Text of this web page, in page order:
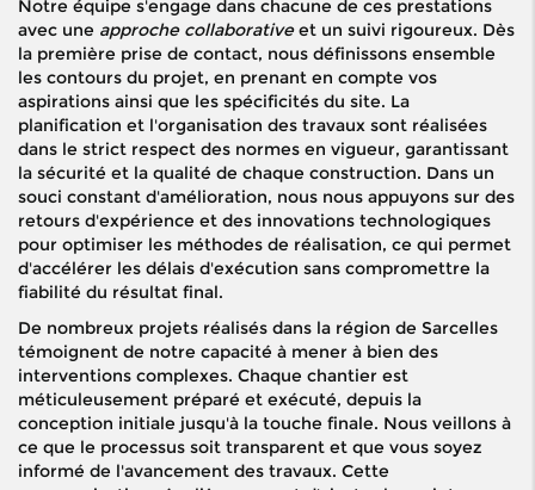
Notre équipe s'engage dans chacune de ces prestations
avec une approche collaborativeet un suivi rigoureux. Dès
la première prise de contact, nous définissons ensemble
les contours du projet, en prenant en compte vos
aspirations ainsi que les spécificités du site. La
planification et l'organisation des travaux sont réalisées
dans le strict respect des normes en vigueur, garantissant
la sécurité et la qualité de chaque construction. Dans un
souci constant d'amélioration, nous nous appuyons sur des
retours d'expérience et des innovations technologiques
pour optimiser les méthodes de réalisation, ce qui permet
d'accélérer les délais d'exécution sans compromettre la
fiabilité du résultat final.
De nombreux projets réalisés dans la région de Sarcelles
témoignent de notre capacité à mener à bien des
interventions complexes. Chaque chantier est
méticuleusement préparé et exécuté, depuis la
conception initiale jusqu'à la touche finale. Nous veillons à
ce que le processus soit transparent et que vous soyez
informé de l'avancement des travaux. Cette